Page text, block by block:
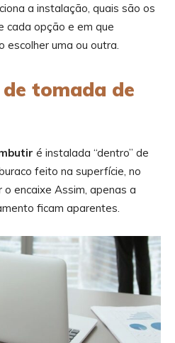
a instalação, quais são os
cada opção e em que
uma ou outra.
tomada de
é instalada “dentro” de
feito na superfície, no
encaixe Assim, apenas a
ficam aparentes.